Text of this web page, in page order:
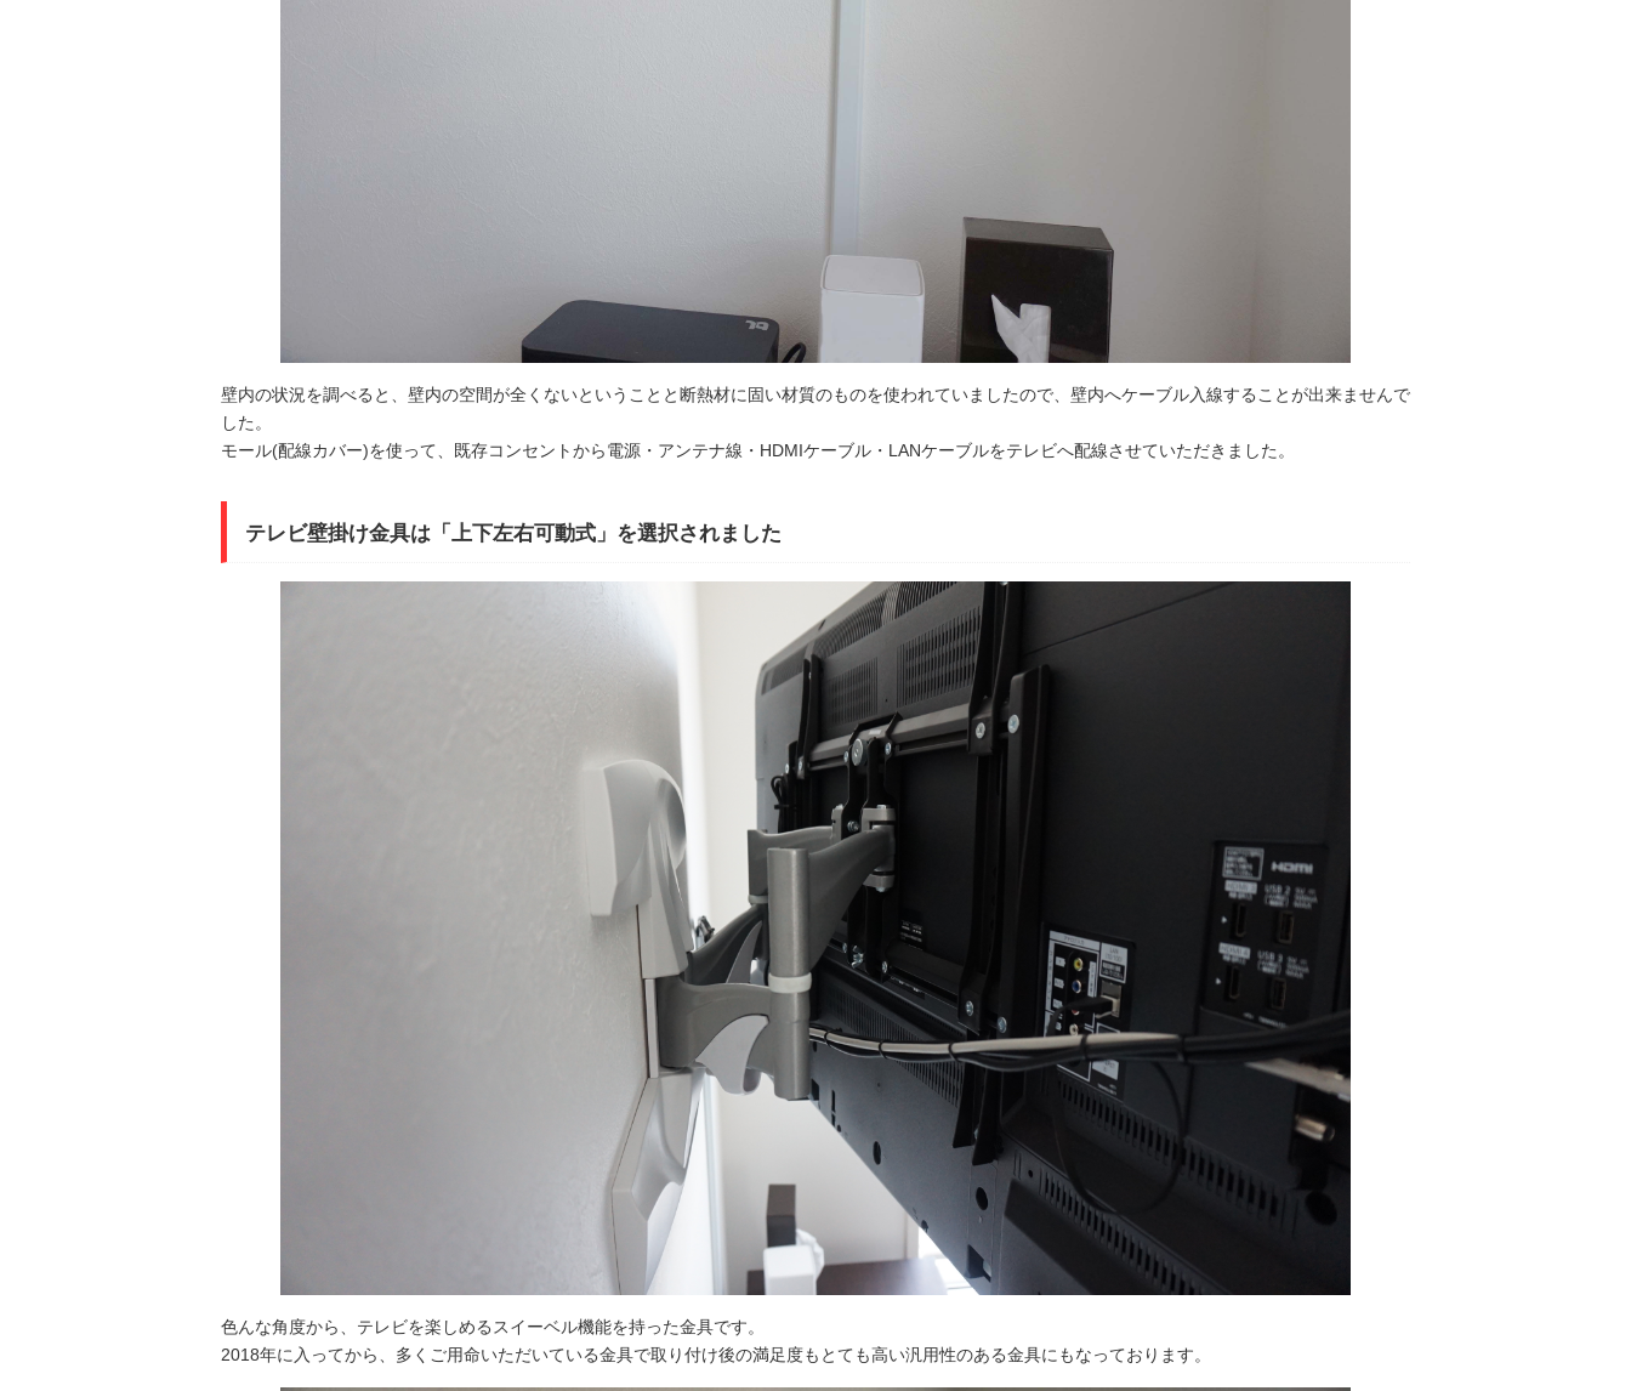
壁内の状況を調べると、壁内の空間が全くないということと断熱材に固い材質のものを使われていましたので、壁内へケーブル入線することが出来ませんで
した。
モール(配線カバー)を使って、既存コンセントから電源・アンテナ線・HDMIケーブル・LANケーブルをテレビへ配線させていただきました。
テレビ壁掛け金具は「上下左右可動式」を選択されました
色んな角度から、テレビを楽しめるスイーベル機能を持った金具です。
2018年に入ってから、多くご用命いただいている金具で取り付け後の満足度もとても高い汎用性のある金具にもなっております。